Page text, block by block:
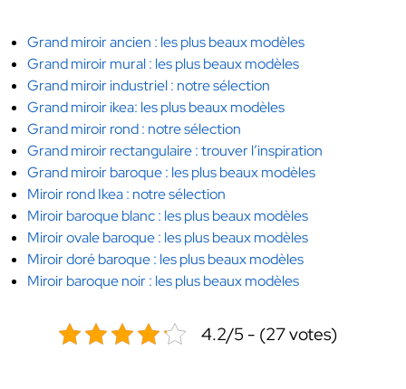
Grand miroir ancien : les plus beaux modèles
Grand miroir mural : les plus beaux modèles
Grand miroir industriel : notre sélection
Grand miroir ikea: les plus beaux modèles
Grand miroir rond : notre sélection
Grand miroir rectangulaire : trouver l’inspiration
Grand miroir baroque : les plus beaux modèles
Miroir rond Ikea : notre sélection
Miroir baroque blanc : les plus beaux modèles
Miroir ovale baroque : les plus beaux modèles
Miroir doré baroque : les plus beaux modèles
Miroir baroque noir : les plus beaux modèles
4.2/5 - (27 votes)